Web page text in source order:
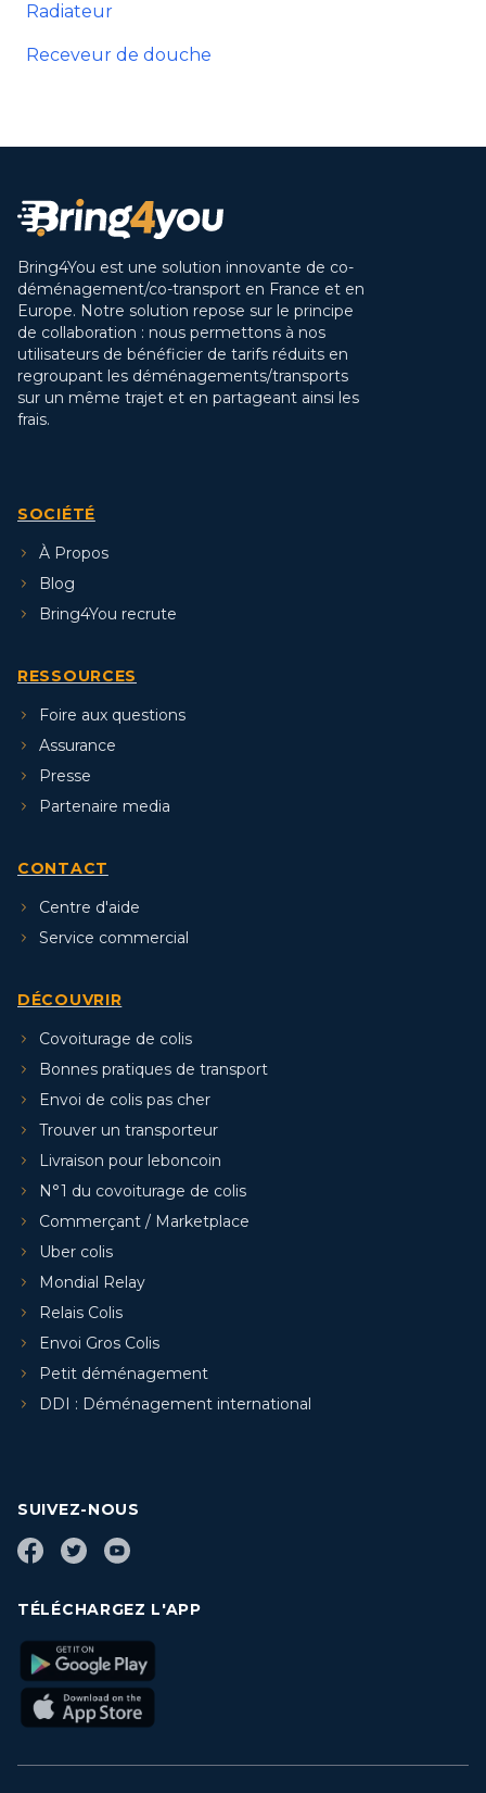
Radiateur
Receveur de douche
Bring4You est une solution innovante de co-
déménagement/co-transport en France et en
Europe. Notre solution repose sur le principe
de collaboration : nous permettons à nos
utilisateurs de bénéficier de tarifs réduits en
regroupant les déménagements/transports
sur un même trajet et en partageant ainsi les
frais.
SOCIÉTÉ
À Propos
Blog
Bring4You recrute
RESSOURCES
Foire aux questions
Assurance
Presse
Partenaire media
CONTACT
Centre d'aide
Service commercial
DÉCOUVRIR
Covoiturage de colis
Bonnes pratiques de transport
Envoi de colis pas cher
Trouver un transporteur
Livraison pour leboncoin
N°1 du covoiturage de colis
Commerçant / Marketplace
Uber colis
Mondial Relay
Relais Colis
Envoi Gros Colis
Petit déménagement
DDI : Déménagement international
SUIVEZ-NOUS
TÉLÉCHARGEZ L'APP